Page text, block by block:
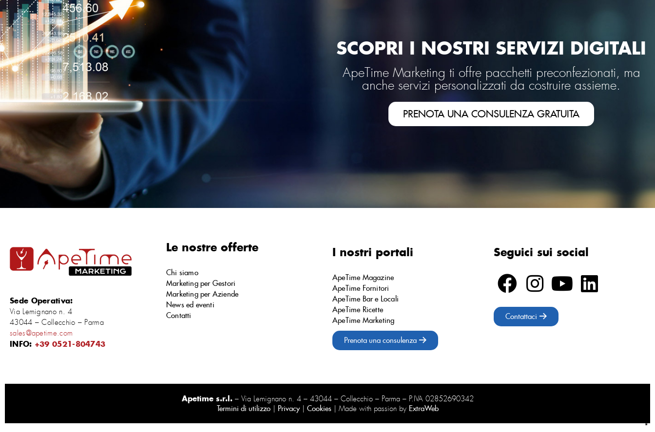
SCOPRI I NOSTRI SERVIZI DIGITALI
ApeTime Marketing ti offre pacchetti preconfezionati, ma
anche servizi personalizzati da costruire assieme.
PRENOTA UNA CONSULENZA GRATUITA
Sede Operativa:
Via Lemignano n. 4
43044 – Collecchio – Parma
sales@apetime.com
INFO: +39 0521-804743
Le nostre offerte
Chi siamo
Marketing per Gestori
Marketing per Aziende
News ed eventi
Contatti
I nostri portali
ApeTime Magazine
ApeTime Fornitori
ApeTime Bar e Locali
ApeTime Ricette
ApeTime Marketing
Prenota una consulenza
Seguici sui social
Contattaci
Apetime s.r.l.– Via Lemignano n. 4 – 43044 – Collecchio – Parma – P.IVA 02852690342
Termini di utilizzo| Privacy| Cookies| Made with passion by ExtraWeb